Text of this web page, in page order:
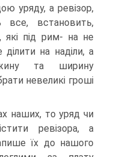
уряду, а ревізор,
все, встановить,
які під рим- на не
на наділи, а
та ширину
невеликі гроші
наших, то уряд чи
ревізора, а
їх до нашого